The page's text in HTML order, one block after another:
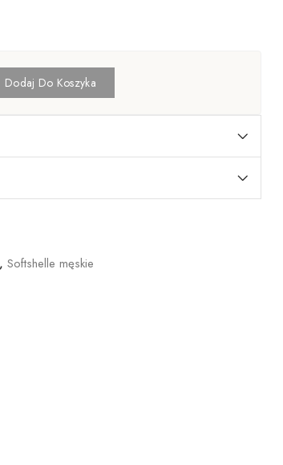
Dodaj Do Koszyka
, Softshelle męskie